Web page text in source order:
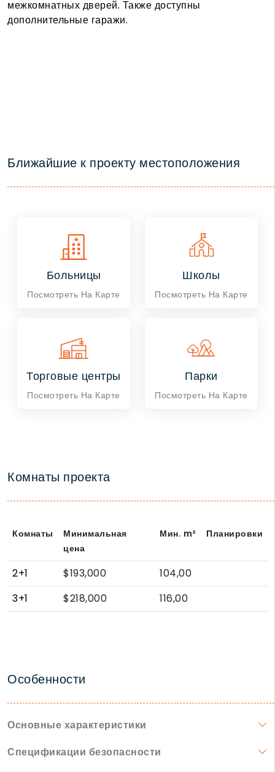
межкомнатных дверей. Также доступны
дополнительные гаражи.
Ближайшие к проекту местоположения
Больницы
Посмотреть На Карте
Школы
Посмотреть На Карте
Торговые центры
Посмотреть На Карте
Парки
Посмотреть На Карте
Комнаты проекта
Комнаты
Минимальная
цена
Мин. m² Планировки
2+1 $193,000
104,00
3+1
$218,000 116,00
Особенности
Основные характеристики
Спецификации безопасности